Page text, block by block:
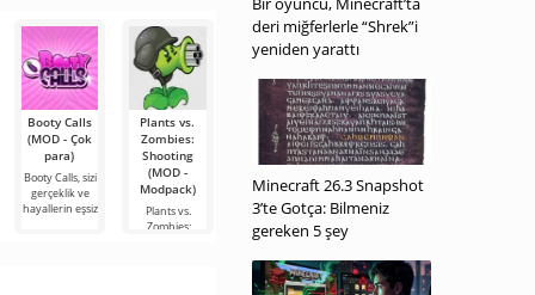
Booty Calls
(MOD - Çok
para)
Booty Calls, sizi
gerçeklik ve
hayallerin eşsiz
Plants vs.
Zombies:
Shooting
(MOD -
Modpack)
Plants vs.
Zombies:
Capcut (Pro
Premium,
MOD -
Capcut, video
düzenleme için
en çok tavsiye
The Road
Driver (MOD
- Çok para)
The Road
Driver —
büyüleyici bir
deri miğferlerle “Shrek”i
yeniden yarattı
Minecraft 26.3 Snapshot
3’te Gotça: Bilmeniz
gereken 5 şey